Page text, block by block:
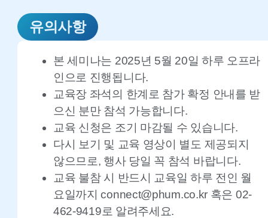
유의사항
본 세미나는 2025년 5월 20일 하루 오프라
인으로 진행됩니다.
교육장 좌석의 한계로 참가 확정 안내를 받
으신 분만 참석 가능합니다.
교육 신청은 조기 마감될 수 있습니다.
다시 보기 및 교육 영상이 별도 제공되지
않으므로, 행사 당일 꼭 참석 바랍니다.
교육 불참 시 반드시 교육일 하루 전인 월
요일까지 connect@phum.co.kr 혹은 02-
462-9419로 알려주세요.